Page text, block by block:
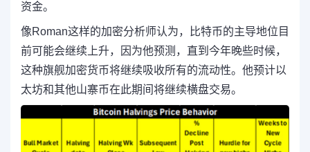
资金。
像Roman这样的加密分析师认为，比特币的主导地位目
前可能会继续上升，因为他预测，直到今年晚些时候，
这种旗舰加密货币将继续吸收所有的流动性。他预计以
太坊和其他山寨币在此期间将继续横盘交易。